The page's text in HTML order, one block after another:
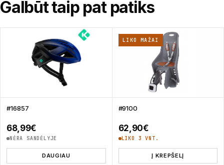
Galbūt taip pat patiks
#16857
68,99€
NĖRA SANDĖLYJE
DAUGIAU
LIKO MAŽAI
#9100
62,90€
LIKO 3 VNT.
Į KREPŠELĮ